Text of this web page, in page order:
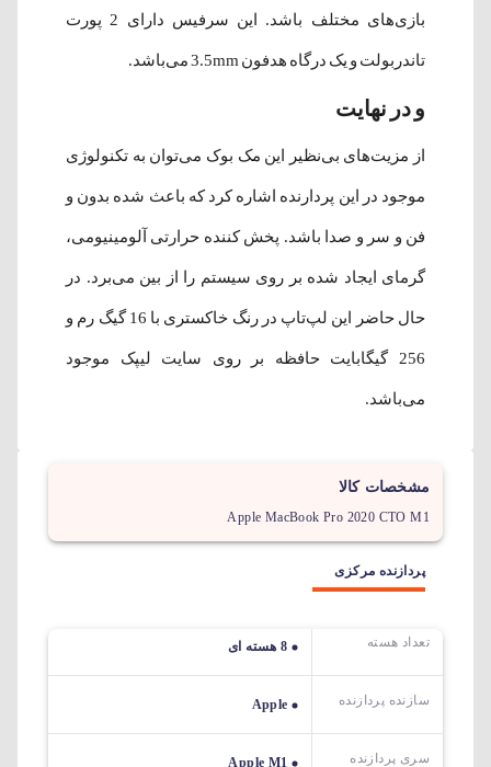
بازی‌های مختلف باشد. این سرفیس دارای 2 پورت
تاندربولت و یک درگاه هدفون 3.5mm می‌باشد.
و در نهایت
از مزیت‌های بی‌نظیر این مک بوک می‌توان به تکنولوژی
موجود در این پردارنده اشاره کرد که باعث شده بدون و
فن و سر و صدا باشد. پخش کننده حرارتی آلومینیومی،
گرمای ایجاد شده بر روی سیستم را از بین می‌برد. در
حال حاضر این لپ‌تاپ در رنگ خاکستری با 16 گیگ رم و
256 گیگابایت حافظه بر روی سایت لیپک موجود
می‌باشد.
مشخصات کالا
Apple MacBook Pro 2020 CTO M1
پردازنده مرکزی
تعداد هسته 8 هسته ای
سازنده پردازنده Apple
سری پردازنده Apple M1